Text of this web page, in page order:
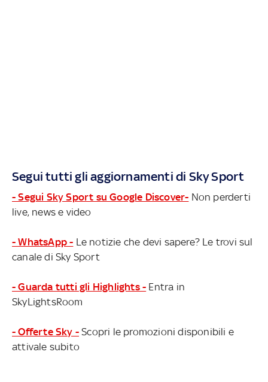
Segui tutti gli aggiornamenti di Sky Sport
- Segui Sky Sport su Google Discover- Non perderti
live, news e video
- WhatsApp - Le notizie che devi sapere? Le trovi sul
canale di Sky Sport
- Guarda tutti gli Highlights - Entra in
SkyLightsRoom
- Offerte Sky - Scopri le promozioni disponibili e
attivale subito